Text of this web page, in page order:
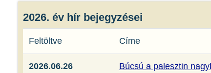
2026. év hír bejegyzései
Feltöltve Címe
2026.06.26 Búcsú a palesztin